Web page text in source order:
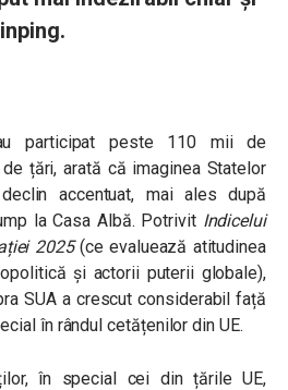
participat peste 110 mii de
țări, arată că imaginea Statelor
accentuat, mai ales după
la Casa Albă. Potrivit Indicelui
2025(ce evaluează atitudinea
și actorii puterii globale),
SUA a crescut considerabil față
în rândul cetățenilor din UE.
în special cei din țările UE,